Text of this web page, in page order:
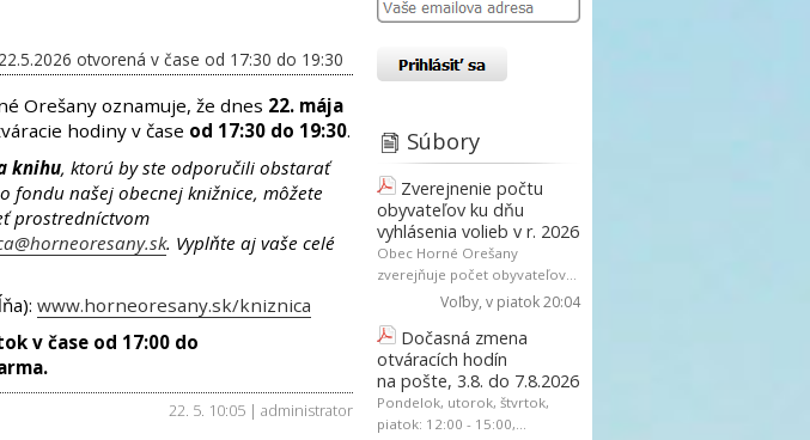
otvorená v čase od 17:30 do 19:30
Orešany oznamuje, že dnes 22. mája
hodiny v čase od 17:30 do 19:30.
knihu, ktorú by ste odporučili obstarať
fondu našej obecnej knižnice, môžete
prostredníctvom
. Vyplňte aj vaše celé
www.horneoresany.sk/kniznica
v čase od 17:00 do
22. 5. 10:05 | administrator
Súbory
Zverejnenie počtu
obyvateľov ku dňu
vyhlásenia volieb v r. 2026
Obec Horné Orešany
zverejňuje počet obyvateľov...
Voľby, v piatok 20:04
Dočasná zmena
otváracích hodín
na pošte, 3.8. do 7.8.2026
Pondelok, utorok, štvrtok,
piatok: 12:00 - 15:00,...